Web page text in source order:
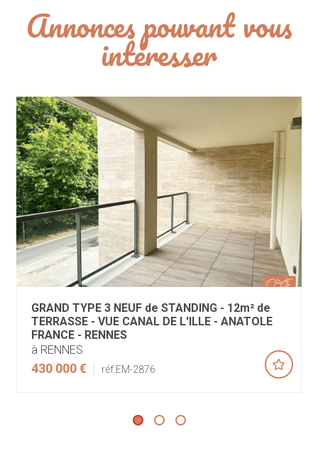
Annonces pouvant vous
intéresser
GRAND TYPE 3 NEUF de STANDING - 12m² de
TERRASSE - VUE CANAL DE L'ILLE - ANATOLE
FRANCE - RENNES
à RENNES
430 000 € réf.EM-2876